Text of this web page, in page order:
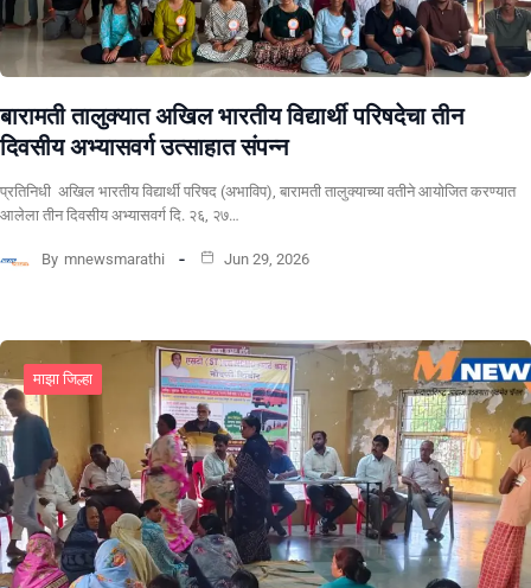
बारामती तालुक्यात अखिल भारतीय विद्यार्थी परिषदेचा तीन
दिवसीय अभ्यासवर्ग उत्साहात संपन्न
प्रतिनिधी अखिल भारतीय विद्यार्थी परिषद (अभाविप), बारामती तालुक्याच्या वतीने आयोजित करण्यात
आलेला तीन दिवसीय अभ्यासवर्ग दि. २६, २७…
By mnewsmarathi Jun 29, 2026
माझा जिल्हा